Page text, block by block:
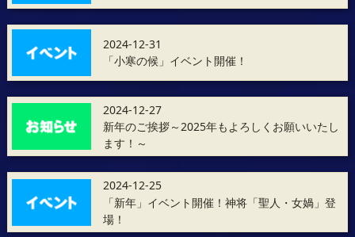
2024-12-31
「小寒の候」イベント開催！
2024-12-27
新年のご挨拶～2025年もよろしくお願いいたし
ます！～
2024-12-25
「新年」イベント開催！神将「聖人・女媧」登
場！